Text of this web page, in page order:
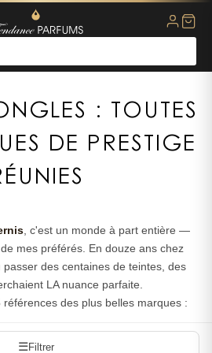
: TOUTES
DE PRESTIGE
, c'est un monde à part entière —
mes préférés. En douze ans chez
des centaines de teintes, des
LA nuance parfaite.
des plus belles marques :
au nude parfait, en passant par ces
☰Filtrer